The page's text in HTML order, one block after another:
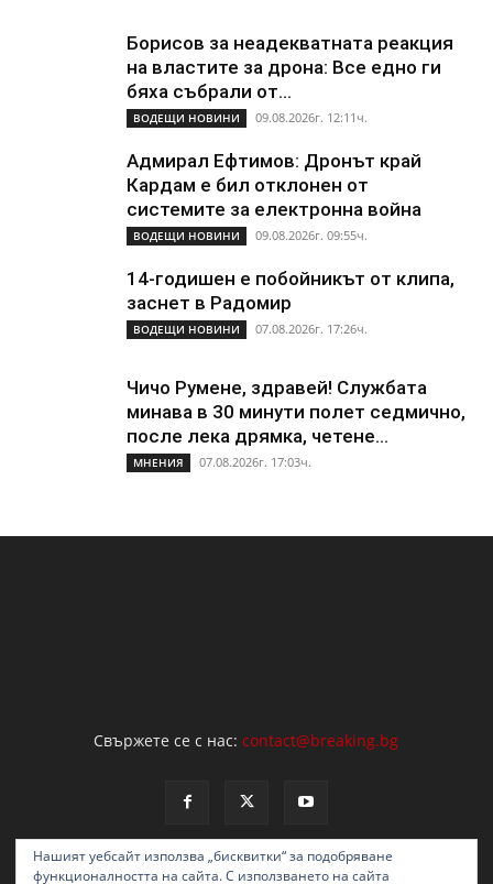
Борисов за неадекватната реакция
на властите за дрона: Все едно ги
бяха събрали от...
ВОДЕЩИ НОВИНИ 09.08.2026г. 12:11ч.
Адмирал Ефтимов: Дронът край
Кардам е бил отклонен от
системите за електронна война
ВОДЕЩИ НОВИНИ 09.08.2026г. 09:55ч.
14-годишен е побойникът от клипа,
заснет в Радомир
ВОДЕЩИ НОВИНИ 07.08.2026г. 17:26ч.
Чичо Румене, здравей! Службата
минава в 30 минути полет седмично,
после лека дрямка, четене...
МНЕНИЯ 07.08.2026г. 17:03ч.
Свържете се с нас:contact@breaking.bg
Нашият уебсайт използва „бисквитки“ за подобряване
функционалността на сайта. С използването на сайта